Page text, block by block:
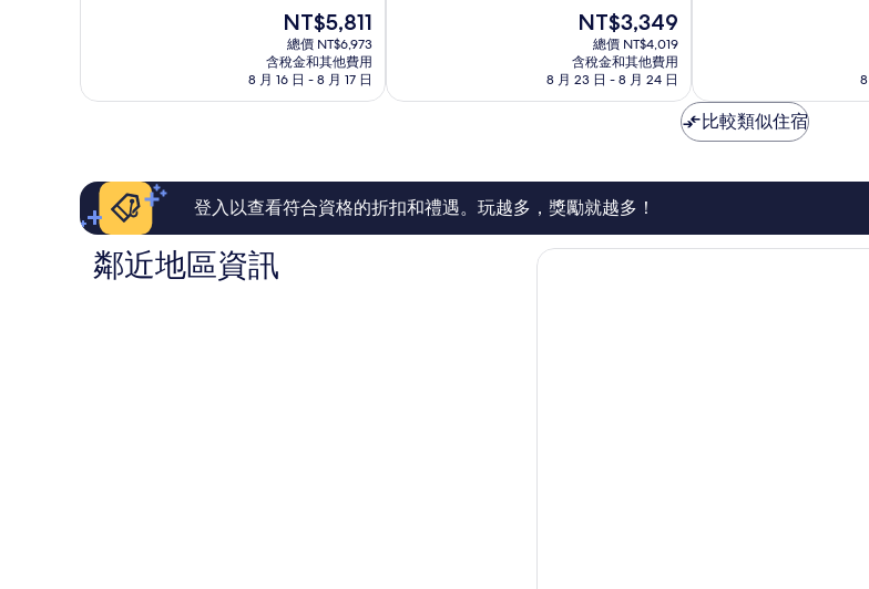
頓
極
評
現
在
價
格
為
NT$5,811
總價 NT$6,973
含稅金和其他費用
8 月 16 日 - 8 月 17 日
伊
夠
評
論
現
價
格
為
NT$3,349
總價 NT$4,019
含稅金和其他費用
8 月 23 日 - 8 月 24 日
房
倫
敦
中
常
好，
1,614
評
比較類似住宿
登入以查看符合資格的折扣和禮遇。玩越多，獎勵就越多！
鄰近地區資訊